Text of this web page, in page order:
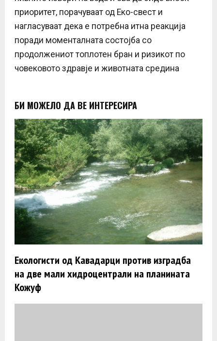
приоритет, порачуваат од Еко-свест и
нагласуваат дека е потребна итна реакција
поради моменталната состојба со
продолжениот топлотен бран и ризикот по
човековото здравје и животната средина
БИ МОЖЕЛО ДА ВЕ ИНТЕРЕСИРА
Екологисти од Кавадарци против изградба
на две мали хидроцентрали на планината
Кожуф